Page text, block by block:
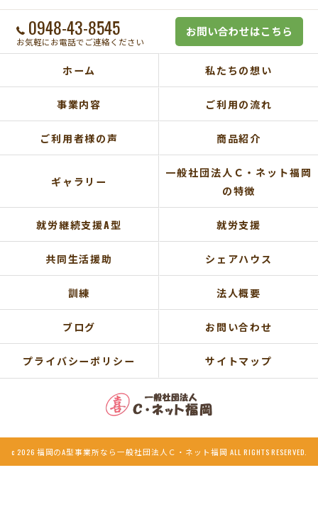
0948-43-8545
お気軽にお電話でご連絡ください
お問い合わせはこちら
ホーム 私たちの想い
事業内容 ご利用の流れ
ご利用者様の声 商品紹介
ギャラリー
一般社団法人Ｃ・ネット福岡
の特徴
就労継続支援A型 就労支援
共同生活援助 シェアハウス
訓練 法人概要
ブログ お問い合わせ
プライバシーポリシー サイトマップ
c 2026 福岡のA型事業所なら一般社団法人Ｃ・ネット福岡 ALL RIGHTS RESERVED.